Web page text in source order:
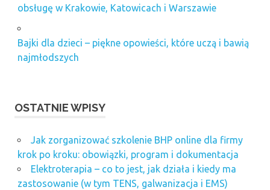
obsługę w Krakowie, Katowicach i Warszawie
Bajki dla dzieci – piękne opowieści, które uczą i bawią
najmłodszych
OSTATNIE WPISY
Jak zorganizować szkolenie BHP online dla firmy
krok po kroku: obowiązki, program i dokumentacja
Elektroterapia – co to jest, jak działa i kiedy ma
zastosowanie (w tym TENS, galwanizacja i EMS)